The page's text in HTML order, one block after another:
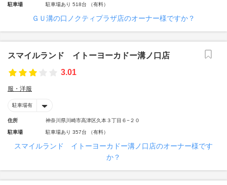
駐車場 駐車場あり 518台 （有料）
ＧＵ溝の口ノクティプラザ店のオーナー様ですか？
スマイルランド イトーヨーカドー溝ノ口店
3.01
服・洋服
駐車場有
住所 神奈川県川崎市高津区久本３丁目６−２０
駐車場 駐車場あり 357台 （有料）
スマイルランド イトーヨーカドー溝ノ口店のオーナー様です
か？